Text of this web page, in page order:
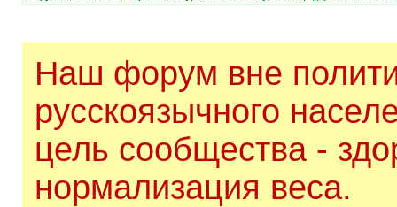
Наш форум вне
русскоязычного
цель сообщества -
нормализация веса.